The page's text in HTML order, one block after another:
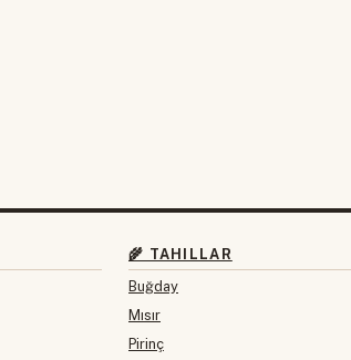
🌾 TAHILLAR
Buğday
Mısır
Pirinç